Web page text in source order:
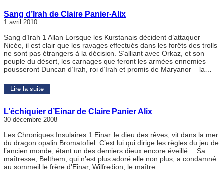
Sang d’Irah de Claire Panier-Alix
1 avril 2010
Sang d’Irah 1 Allan Lorsque les Kurstanais décident d’attaquer
Nicée, il est clair que les ravages effectués dans les forêts des trolls
ne sont pas étrangers à la décision. S’alliant avec Orkaz, et son
peuple du désert, les carnages que feront les armées ennemies
pousseront Duncan d’Irah, roi d’Irah et promis de Maryanor – la…
Lire la suite
L’échiquier d’Einar de Claire Panier Alix
30 décembre 2008
Les Chroniques Insulaires 1 Einar, le dieu des rêves, vit dans la mer
du dragon opalin Bromatofiel. C’est lui qui dirige les règles du jeu de
l’ancien monde, étant un des derniers dieux encore éveillé… Sa
maîtresse, Belthem, qui n’est plus adoré elle non plus, a condamné
au sommeil le frère d’Einar, Wilfredion, le maître…